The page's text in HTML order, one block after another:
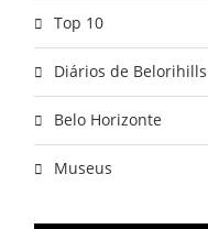
Top 10
Diários de Belorihills
Belo Horizonte
Museus